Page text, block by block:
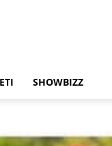
SHOWBIZZ